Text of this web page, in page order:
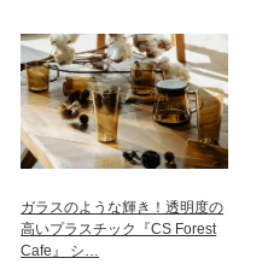
ガラスのような輝き！透明度の
高いプラスチック『CS Forest
Cafe』 シ…